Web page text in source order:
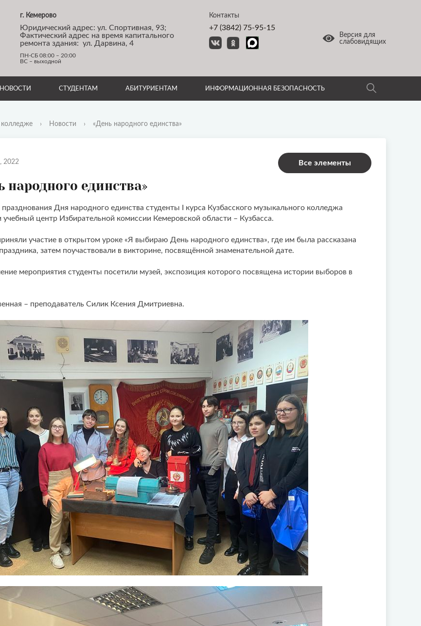
г. Кемерово
Юридический адрес: ул. Спортивная, 93;
Фактический адрес на время капитального
ремонта здания: ул. Дарвина, 4
ПН-СБ 08:00 – 20:00
ВС – выходной
Контакты
+7 (3842) 75-95-15
Версия для
слабовидящих
НОВОСТИ СТУДЕНТАМ АБИТУРИЕНТАМ ИНФОРМАЦИОННАЯ БЕЗОПАСНОСТЬ
› Новости › «День народного единства»
2022 Все элементы
народного единства»
празднования Дня народного единства студенты I курса Кузбасского музыкального колледжа
учебный центр Избирательной комиссии Кемеровской области – Кузбасса.
участие в открытом уроке «Я выбираю День народного единства», где им была рассказана
затем поучаствовали в викторине, посвящённой знаменательной дате.
мероприятия студенты посетили музей, экспозиция которого посвящена истории выборов в
– преподаватель Силик Ксения Дмитриевна.